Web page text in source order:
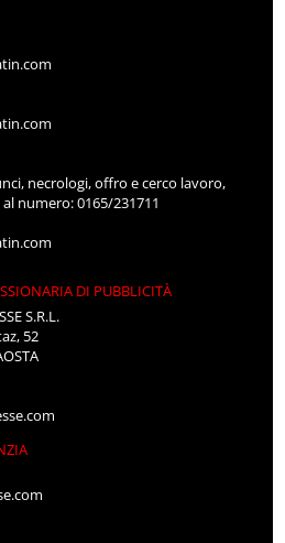
necrologi, offro e cerco lavoro,
numero: 0165/231711
DI PUBBLICITÀ
S.R.L.
52